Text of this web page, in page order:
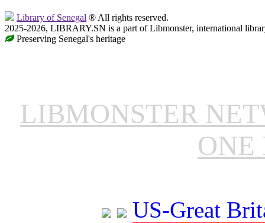
Library of Senegal ® All rights reserved.
2025-2026, LIBRARY.SN is a part of Libmonster, international
Preserving Senegal's heritage
LIBMONSTER
ONE
US-Great